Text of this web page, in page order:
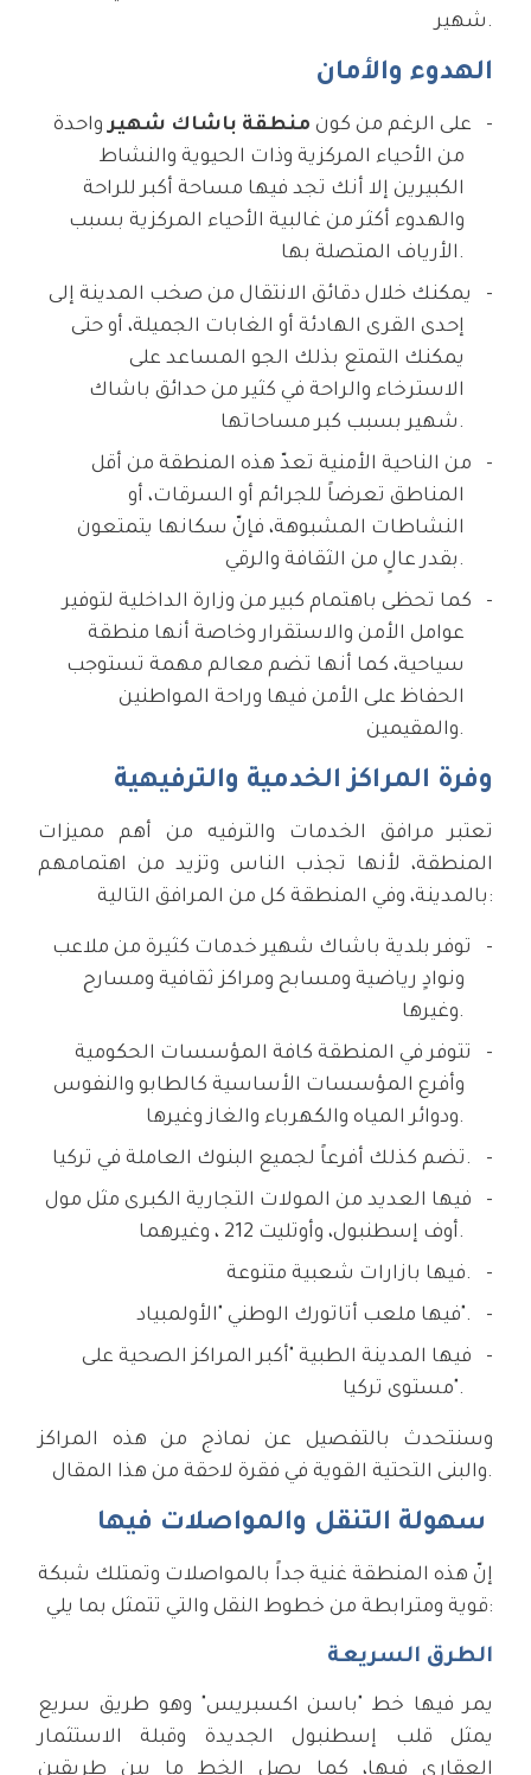
شهير.
الهدوء والأمان
على الرغم من كون منطقة باشاك شهيرواحدة
من الأحياء المركزية وذات الحيوية والنشاط
الكبيرين إلا أنك تجد فيها مساحة أكبر للراحة
والهدوء أكثر من غالبية الأحياء المركزية بسبب
الأرياف المتصلة بها.
يمكنك خلال دقائق الانتقال من صخب المدينة إلى
إحدى القرى الهادئة أو الغابات الجميلة، أو حتى
يمكنك التمتع بذلك الجو المساعد على
الاسترخاء والراحة في كثير من حدائق باشاك
شهير بسبب كبر مساحاتها.
من الناحية الأمنية تعدّ هذه المنطقة من أقل
المناطق تعرضاً للجرائم أو السرقات، أو
النشاطات المشبوهة، فإنّ سكانها يتمتعون
بقدر عالٍ من الثقافة والرقي.
كما تحظى باهتمام كبير من وزارة الداخلية لتوفير
عوامل الأمن والاستقرار وخاصة أنها منطقة
سياحية، كما أنها تضم معالم مهمة تستوجب
الحفاظ على الأمن فيها وراحة المواطنين
والمقيمين.
وفرة المراكز الخدمية والترفيهية
تعتبر مرافق الخدمات والترفيه من أهم مميزات
المنطقة، لأنها تجذب الناس وتزيد من اهتمامهم
بالمدينة، وفي المنطقة كل من المرافق التالية:
توفر بلدية باشاك شهير خدمات كثيرة من ملاعب
ونوادٍ رياضية ومسابح ومراكز ثقافية ومسارح
وغيرها.
تتوفر في المنطقة كافة المؤسسات الحكومية
وأفرع المؤسسات الأساسية كالطابو والنفوس
ودوائر المياه والكهرباء والغاز وغيرها.
تضم كذلك أفرعاً لجميع البنوك العاملة في تركيا.
فيها العديد من المولات التجارية الكبرى مثل مول
أوف إسطنبول، وأوتليت 212 ، وغيرهما.
فيها بازارات شعبية متنوعة.
فيها ملعب أتاتورك الوطني "الأولمبياد".
فيها المدينة الطبية "أكبر المراكز الصحية على
مستوى تركيا".
وسنتحدث بالتفصيل عن نماذج من هذه المراكز
والبنى التحتية القوية في فقرة لاحقة من هذا المقال.
إنّ هذه المنطقة غنية جداً بالمواصلات وتمتلك شبكة
قوية ومترابطة من خطوط النقل والتي تتمثل بما يلي:
الطرق السريعة
يمر فيها خط "باسن اكسبريس" وهو طريق سريع
يمثل قلب إسطنبول الجديدة وقبلة الاستثمار
العقاري فيها، كما يصل الخط ما بين طريقين